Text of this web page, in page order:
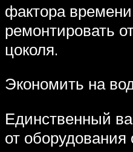
фактора
ремонтировать
цоколя.
Экономить на
Единственный
от оборудования